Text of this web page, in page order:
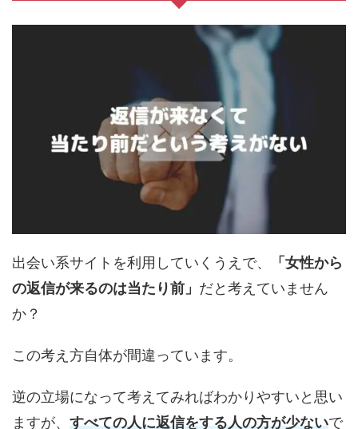
出会い系サイトを利用していくうえで、
「女性から
の返信が来るのは当たり前」 だと考えていません
か？
この考え方自体が間違っています。
逆の立場になって考えてみればわかりやすいと思い
ますが、 すべての人に返信をする人の方が少ないで